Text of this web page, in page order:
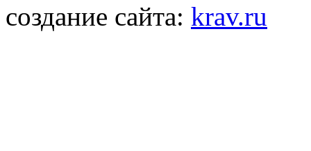
создание сайта: krav.ru